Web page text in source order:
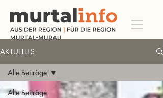
AKTUELLES
Alle Beiträge
Alle Beiträge